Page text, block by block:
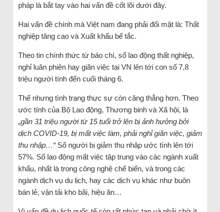
pháp là bắt tay vào hai vấn đề cốt lõi dưới đây.
Hai vấn đề chính mà Việt nam đang phải đối mặt là: Thất
nghiệp tăng cao và Xuất khẩu bế tắc.
Theo tin chính thức từ báo chí, số lao động thất nghiệp,
nghỉ luân phiên hay giãn việc tại VN lên tới con số 7,8
triệu người tính đến cuối tháng 6.
Thế nhưng tình trạng thực sự còn căng thẳng hơn. Theo
ước tính của Bộ Lao động, Thương binh và Xã hội, là
„gần 31 triệu người từ 15 tuổi trở lên bị ảnh hưởng bởi
dịch COVID-19, bị mất việc làm, phải nghỉ giãn việc, giảm
thu nhập…“Số người bị giảm thu nhập ước tính lên tới
57%. Số lao động mất việc tập trung vào các ngành xuất
khẩu, nhất là trong công nghệ chế biến, và trong các
ngành dịch vụ du lịch, hay các dịch vụ khác như buôn
bán lẻ, vận tải kho bãi, hiệu ăn…